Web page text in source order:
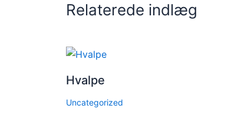
Relaterede indlæg
Hvalpe
Uncategorized